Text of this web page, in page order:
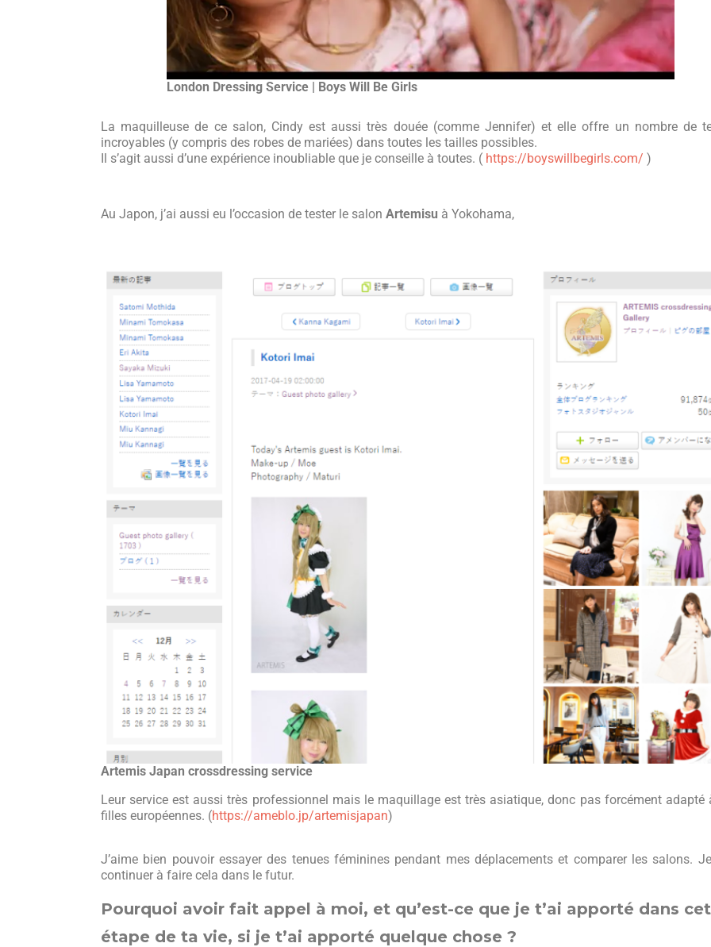
London Dressing Service | Boys Will Be Girls
La maquilleuse de ce salon, Cindy est aussi très douée (comme Jennifer) et elle offre un nombre de
incroyables (y compris des robes de mariées) dans toutes les tailles possibles.
Il s’agit aussi d’une expérience inoubliable que je conseille à toutes. ( https://boyswillbegirls.com/ )
Au Japon, j’ai aussi eu l’occasion de tester le salon Artemisu à Yokohama,
Artemis Japan crossdressing service
Leur service est aussi très professionnel mais le maquillage est très asiatique, donc pas forcément adapté
filles européennes. (https://ameblo.jp/artemisjapan)
J’aime bien pouvoir essayer des tenues féminines pendant mes déplacements et comparer les salons.
continuer à faire cela dans le futur.
Pourquoi avoir fait appel à moi, et qu’est-ce que je t’ai apporté dans
étape de ta vie, si je t’ai apporté quelque chose ?